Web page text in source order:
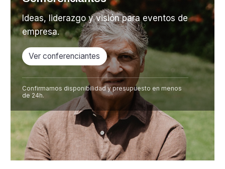
Ideas, liderazgo y visión para eventos de
empresa.
Ver conferenciantes
Confirmamos disponibilidad y presupuesto en menos
de 24h.